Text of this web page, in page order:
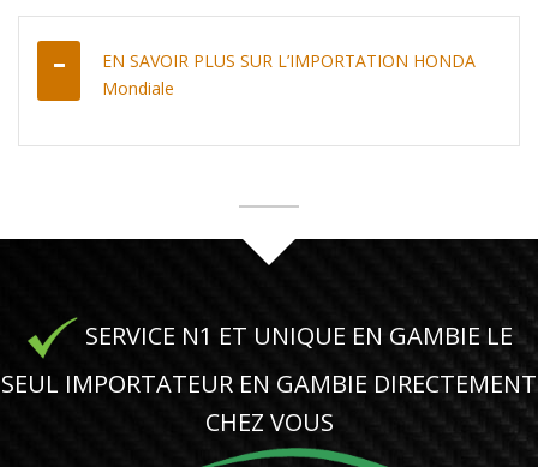
EN SAVOIR PLUS SUR L’IMPORTATION HONDA
Mondiale
SERVICE N1 ET UNIQUE EN GAMBIE LE
SEUL IMPORTATEUR EN GAMBIE DIRECTEMENT
CHEZ VOUS